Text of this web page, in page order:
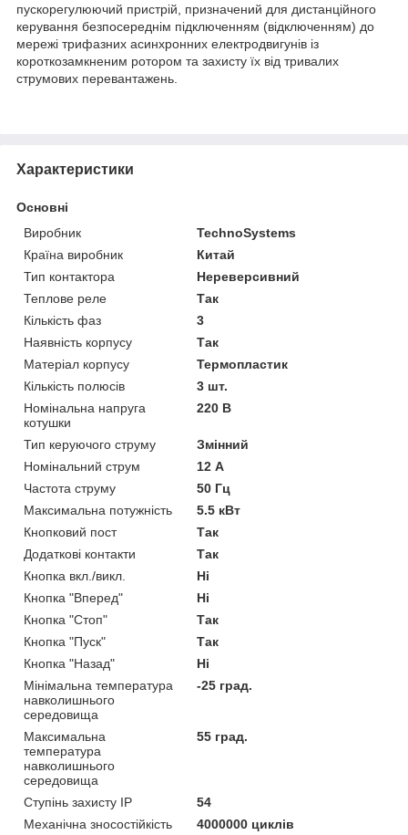
пускорегулюючий пристрій, призначений для дистанційного
керування безпосереднім підключенням (відключенням) до
мережі трифазних асинхронних електродвигунів із
короткозамкненим ротором та захисту їх від тривалих
струмових перевантажень.
Характеристики
Основні
Виробник
TechnoSystems
Країна виробник
Китай
Тип контактора
Нереверсивний
Теплове реле
Так
Кількість фаз
3
Наявність корпусу
Так
Матеріал корпусу
Термопластик
Кількість полюсів
3 шт.
Номінальна напруга
котушки
220 В
Тип керуючого струму
Змінний
Номінальний струм
12 А
Частота струму
50 Гц
Максимальна потужність
5.5 кВт
Кнопковий пост
Так
Додаткові контакти
Так
Кнопка вкл./викл.
Ні
Кнопка "Вперед"
Ні
Кнопка "Стоп"
Так
Кнопка "Пуск"
Так
Кнопка "Назад"
Ні
Мінімальна температура
навколишнього
середовища
-25 град.
Максимальна
температура
навколишнього
середовища
55 град.
Ступінь захисту IP
54
Механічна зносостійкість
4000000 циклів